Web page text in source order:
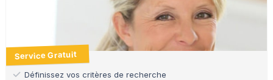
Service Gratuit
Définissez vos critères de recherche